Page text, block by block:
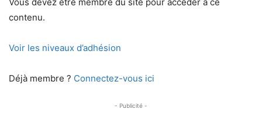
contenu.
Voir les niveaux d’adhésion
Déjà membre ? Connectez-vous ici
- Publicité -